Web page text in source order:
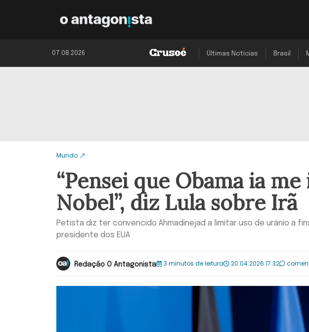
07.08.2026 Últimas Notícias Brasil
Mundo
“Pensei que Obama ia
Nobel”, diz Lula sobre Irã
Petista diz ter convencido Ahmadinejad a limitar uso de urânio a
presidente dos EUA
Redação O Antagonista 3 minutos de leitura 20.04.2026 17:32